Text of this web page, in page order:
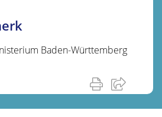
Baden-Württemberg